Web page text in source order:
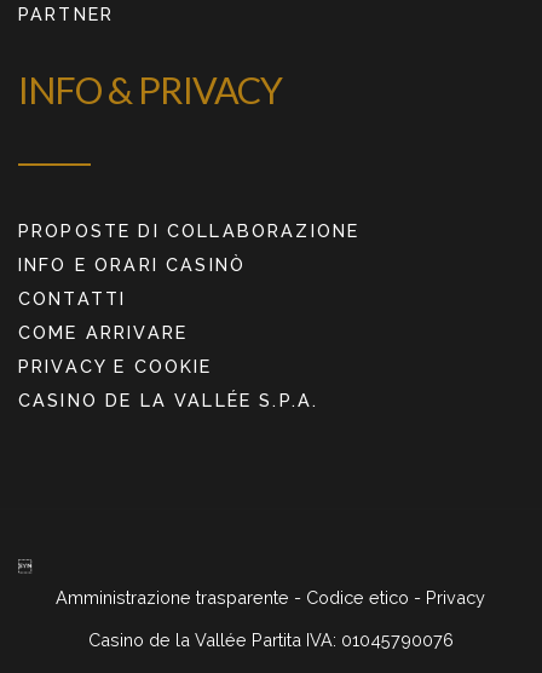
PARTNER
INFO & PRIVACY
PROPOSTE DI COLLABORAZIONE
INFO E ORARI CASINÒ
CONTATTI
COME ARRIVARE
PRIVACY E COOKIE
CASINO DE LA VALLÉE S.P.A.

Amministrazione trasparente - Codice etico - Privacy
Casino de la Vallée Partita IVA: 01045790076